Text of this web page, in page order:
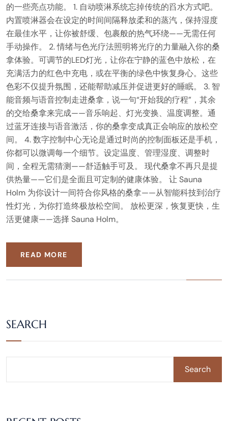
的一些亮点功能。 1. 自动喷淋系统忘掉传统的舀水方式吧。
内置喷淋器会在设定的时间间隔释放柔和的蒸汽，保持湿度
在最佳水平，让你被舒缓、包裹般的热气环绕——无需任何
手动操作。 2. 情绪与色光疗法照明将光疗的力量融入你的桑
拿体验。可调节的LED灯光，让你在宁静的蓝色中放松，在
充满活力的红色中充电，或在平衡的绿色中恢复身心。这些
色彩不仅提升氛围，还能帮助减压并促进更好的睡眠。 3. 智
能音频与语音控制走进桑拿，说一句“开始我的疗程”，其余
的交给桑拿来完成——音乐响起、灯光变换、温度调整。通
过蓝牙连接与语音激活，你的桑拿变成真正会响应的放松空
间。 4. 数字控制中心无论是通过时尚的控制面板还是手机，
你都可以微调每一个细节。设定温度、管理湿度、调整时
间，全程无需猜测——舒适触手可及。 现代桑拿不再只是提
供热量——它们是全面且可定制的健康体验。 让 Sauna
Holm 为你设计一间符合你风格的桑拿——从智能科技到治疗
性灯光，为你打造终极放松空间。 放松更深，恢复更快，生
活更健康——选择 Sauna Holm。
READ MORE
SEARCH
Search